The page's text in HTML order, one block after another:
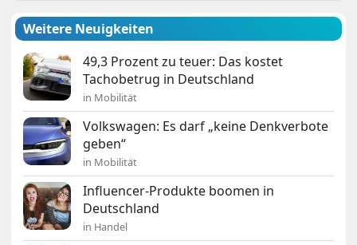
Weitere Neuigkeiten
49,3 Prozent zu teuer: Das kostet
Tachobetrug in Deutschland
in Mobilität
Volkswagen: Es darf „keine Denkverbote
geben“
in Mobilität
Influencer-Produkte boomen in
Deutschland
in Handel